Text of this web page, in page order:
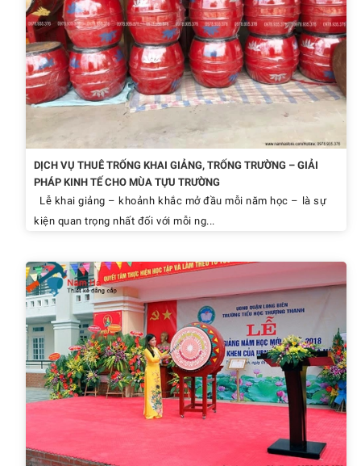
DỊCH VỤ THUÊ TRỐNG KHAI GIẢNG, TRỐNG TRƯỜNG – GIẢI
PHÁP KINH TẾ CHO MÙA TỰU TRƯỜNG
Lễ khai giảng – khoảnh khắc mở đầu mỗi năm học – là sự
kiện quan trọng nhất đối với mỗi ng...